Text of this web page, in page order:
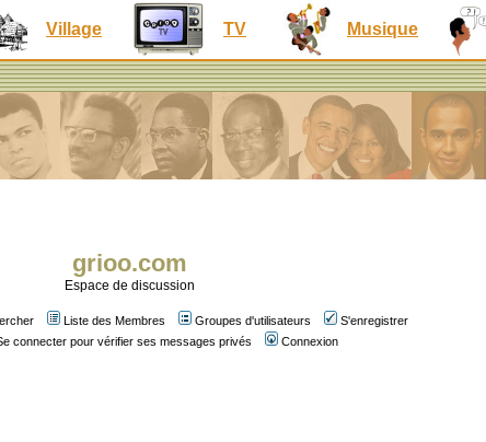
Village TV Musique
grioo.com
Espace de discussion
Liste des Membres Groupes d'utilisateurs
S'enregistrer
connecter pour vérifier ses messages privés Connexion